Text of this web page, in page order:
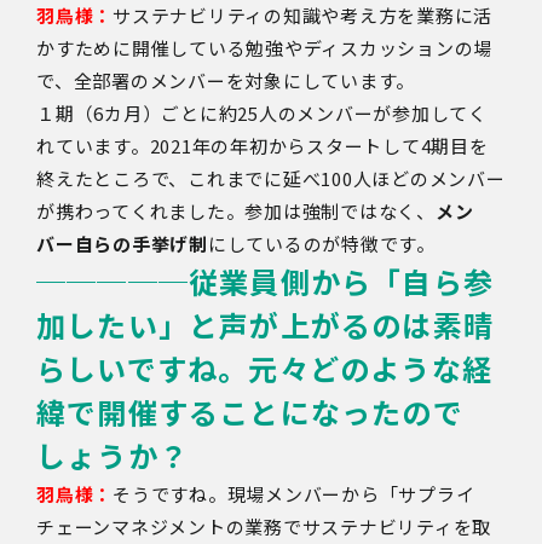
羽鳥様： サステナビリティの知識や考え方を業務に活
かすために開催している勉強やディスカッションの場
で、全部署のメンバーを対象にしています。
１期（6カ月）ごとに約25人のメンバーが参加してく
れています。2021年の年初からスタートして4期目を
終えたところで、これまでに延べ100人ほどのメンバー
が携わってくれました。参加は強制ではなく、
メン
バー自らの手挙げ制にしているのが特徴です。
─────従業員側から「自ら参
加したい」と声が上がるのは素晴
らしいですね。元々どのような経
緯で開催することになったので
しょうか？
羽鳥様： そうですね。現場メンバーから「サプライ
チェーンマネジメントの業務でサステナビリティを取